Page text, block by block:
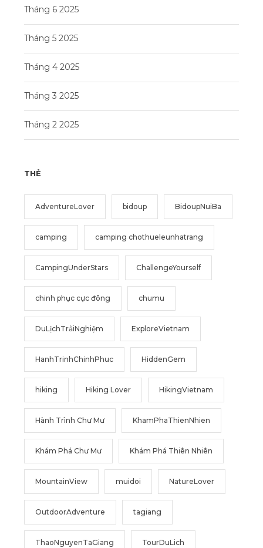
Tháng 6 2025
Tháng 5 2025
Tháng 4 2025
Tháng 3 2025
Tháng 2 2025
THẺ
AdventureLover bidoup BidoupNuiBa
camping camping chothueleunhatrang
CampingUnderStars ChallengeYourself
chinh phục cực đông chumu
DuLịchTrảiNghiệm ExploreVietnam
HanhTrinhChinhPhuc HiddenGem
hiking Hiking Lover HikingVietnam
Hành Trình Chư Mư KhamPhaThienNhien
Khám Phá Chư Mư Khám Phá Thiên Nhiên
MountainView muidoi NatureLover
OutdoorAdventure tagiang
ThaoNguyenTaGiang TourDuLich